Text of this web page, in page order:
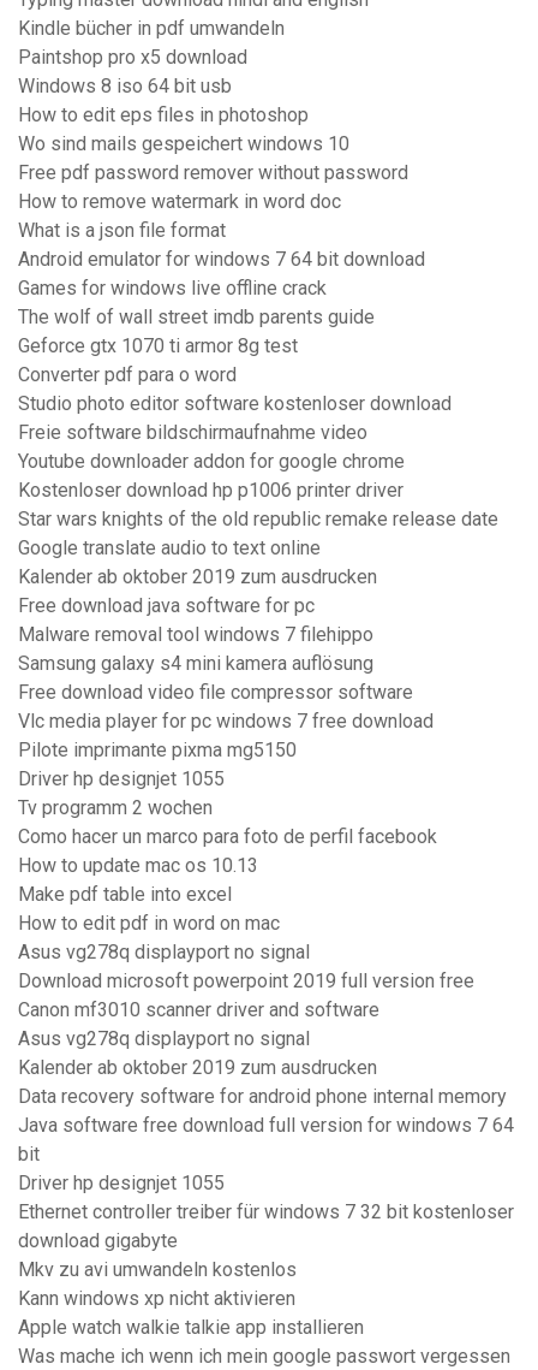
Kindle bücher in pdf umwandeln
Paintshop pro x5 download
Windows 8 iso 64 bit usb
How to edit eps files in photoshop
Wo sind mails gespeichert windows 10
Free pdf password remover without password
How to remove watermark in word doc
What is a json file format
Android emulator for windows 7 64 bit download
Games for windows live offline crack
The wolf of wall street imdb parents guide
Geforce gtx 1070 ti armor 8g test
Converter pdf para o word
Studio photo editor software kostenloser download
Freie software bildschirmaufnahme video
Youtube downloader addon for google chrome
Kostenloser download hp p1006 printer driver
Star wars knights of the old republic remake release date
Google translate audio to text online
Kalender ab oktober 2019 zum ausdrucken
Free download java software for pc
Malware removal tool windows 7 filehippo
Samsung galaxy s4 mini kamera auflösung
Free download video file compressor software
Vlc media player for pc windows 7 free download
Pilote imprimante pixma mg5150
Driver hp designjet 1055
Tv programm 2 wochen
Como hacer un marco para foto de perfil facebook
How to update mac os 10.13
Make pdf table into excel
How to edit pdf in word on mac
Asus vg278q displayport no signal
Download microsoft powerpoint 2019 full version free
Canon mf3010 scanner driver and software
Asus vg278q displayport no signal
Kalender ab oktober 2019 zum ausdrucken
Data recovery software for android phone internal memory
Java software free download full version for windows 7 64
bit
Driver hp designjet 1055
Ethernet controller treiber für windows 7 32 bit kostenloser
download gigabyte
Mkv zu avi umwandeln kostenlos
Kann windows xp nicht aktivieren
Apple watch walkie talkie app installieren
Was mache ich wenn ich mein google passwort vergessen